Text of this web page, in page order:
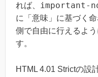
れば、 important-
に「意味」に基づく
側で自由に行えるよ
す。
HTML 4.01 Strictの設